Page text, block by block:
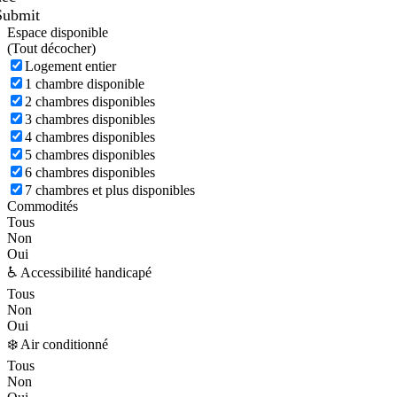
Espace disponible
(Tout décocher)
Logement entier
1 chambre disponible
2 chambres disponibles
3 chambres disponibles
4 chambres disponibles
5 chambres disponibles
6 chambres disponibles
7 chambres et plus disponibles
Commodités
Tous
Non
Oui
♿ Accessibilité handicapé
Tous
Non
Oui
❄️ Air conditionné
Tous
Non